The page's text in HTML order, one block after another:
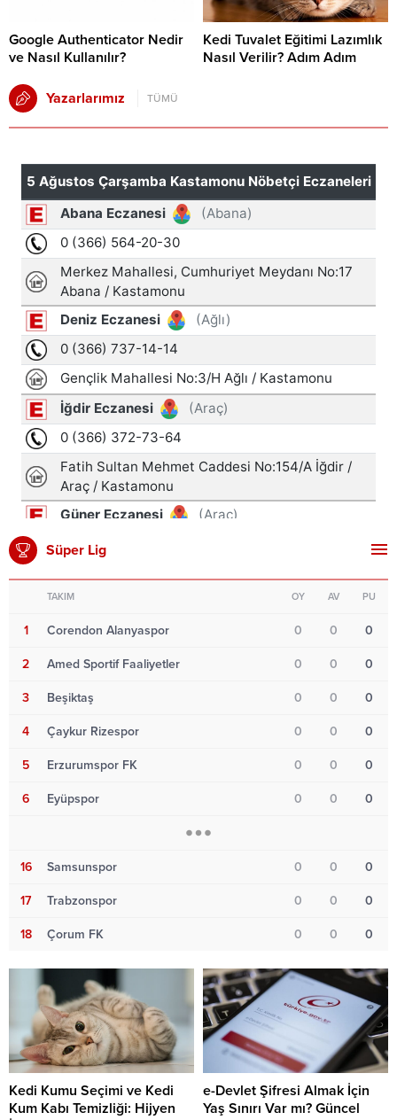
Google Authenticator Nedir
ve Nasıl Kullanılır?
Kedi Tuvalet Eğitimi Lazımlık
Nasıl Verilir? Adım Adım
Yazarlarımız TÜMÜ
Süper Lig
TAKIM OY AV PU
1 Corendon Alanyaspor 0 0 0
2 Amed Sportif Faaliyetler 0 0 0
3 Beşiktaş 0 0 0
4 Çaykur Rizespor 0 0 0
5 Erzurumspor FK 0 0 0
6 Eyüpspor 0 0 0
16 Samsunspor 0 0 0
17 Trabzonspor 0 0 0
18 Çorum FK 0 0 0
Kedi Kumu Seçimi ve Kedi
Kum Kabı Temizliği: Hijyen
e-Devlet Şifresi Almak İçin
Yaş Sınırı Var mı? Güncel